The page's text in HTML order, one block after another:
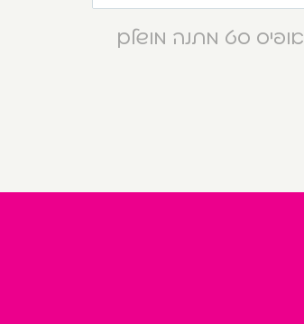
אופיס סט מתנה מושלם